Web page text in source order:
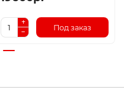
Под заказ